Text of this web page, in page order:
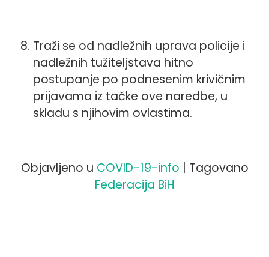
Traži se od nadležnih uprava policije i
nadležnih tužiteljstava hitno
postupanje po podnesenim krivičnim
prijavama iz tačke ove naredbe, u
skladu s njihovim ovlastima.
Objavljeno u COVID-19-info | Tagovano
Federacija BiH